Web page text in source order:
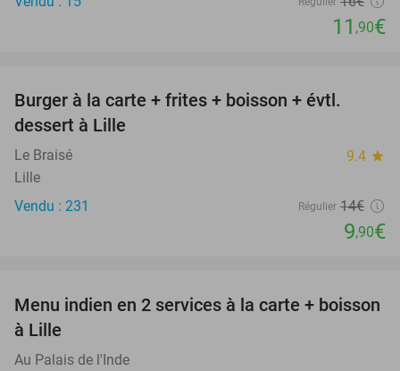
11 ,90€
Burger à la carte + frites + boisson + évtl.
dessert à Lille
Le Braisé 9.4 star
Lille
Vendu : 231
Régulier 14€
9,90€
37%
Menu indien en 2 services à la carte + boisson
à Lille
Au Palais de l'Inde